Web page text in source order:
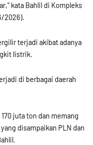
kata Bahlil di Kompleks
2026).
terjadi akibat adanya
listrik.
di berbagai daerah
juta ton dan memang
disampaikan PLN dan